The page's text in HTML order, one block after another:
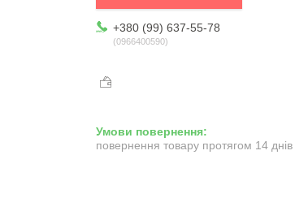
+380 (99) 637-55-78
0966400590
повернення товару протягом 14 днів